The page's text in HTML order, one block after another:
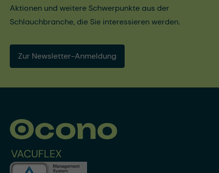
Aktionen und weitere Schwerpunkte aus der
Schlauchbranche, die Sie interessieren werden.
Zur Newsletter-Anmeldung